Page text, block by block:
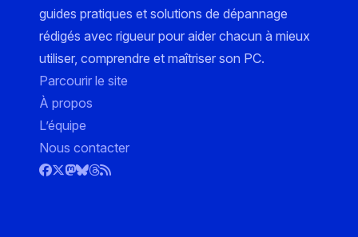
guides pratiques et solutions de dépannage
rédigés avec rigueur pour aider chacun à mieux
utiliser, comprendre et maîtriser son PC.
Parcourir le site
À propos
L’équipe
Nous contacter